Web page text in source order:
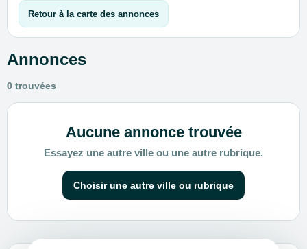
Retour à la carte des annonces
Annonces
0 trouvées
Aucune annonce trouvée
Essayez une autre ville ou une autre rubrique.
Choisir une autre ville ou rubrique